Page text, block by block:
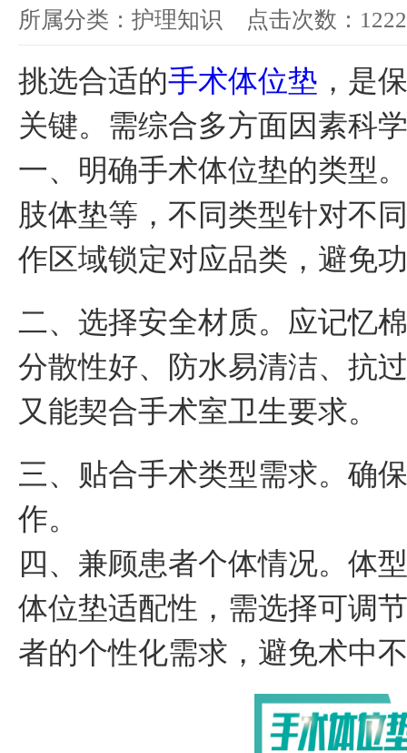
所属分类： 护理知识 点击次数： 1222
挑选合适的手术体位垫 ，是
关键。需综合多方面因素科
一、明确手术体位垫的类型
肢体垫等，不同类型针对不
作区域锁定对应品类，避免
二、选择安全材质。应记忆
分散性好、防水易清洁、抗
又能契合手术室卫生要求。
三、贴合手术类型需求。确
作。
四、兼顾患者个体情况。体
体位垫适配性，需选择可调
者的个性化需求，避免术中